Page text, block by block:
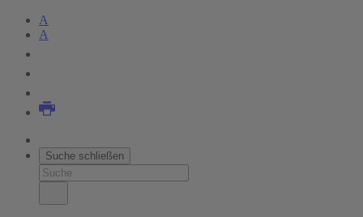
A
A
Suche schließen